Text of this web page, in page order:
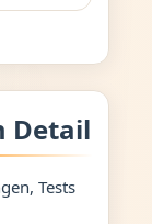
Detail
Tests